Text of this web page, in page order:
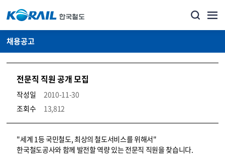
채용공고
전문직 직원 공개 모집
작성일
2010-11-30
조회수
13,812
코레일소개_경영공시_채용공고 상세보기 – 내용, 파일, 담당자 연락처로 구성
"세계 1등 국민철도, 최상의 철도서비스를 위해서"
한국철도공사와 함께 발전할 역량 있는 전문직 직원을 찾습니다.